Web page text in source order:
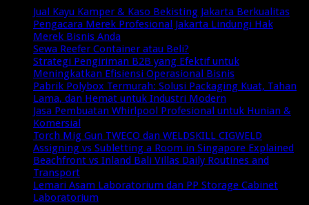
Jual Kayu Kamper & Kaso Bekisting Jakarta Berkualitas
Pengacara Merek Profesional Jakarta Lindungi Hak
Merek Bisnis Anda
Sewa Reefer Container atau Beli?
Strategi Pengiriman B2B yang Efektif untuk
Meningkatkan Efisiensi Operasional Bisnis
Pabrik Polybox Termurah: Solusi Packaging Kuat, Tahan
Lama, dan Hemat untuk Industri Modern
Jasa Pembuatan Whirlpool Profesional untuk Hunian &
Komersial
Torch Mig Gun TWECO dan WELDSKILL CIGWELD
Assigning vs Subletting a Room in Singapore Explained
Beachfront vs Inland Bali Villas Daily Routines and
Transport
Lemari Asam Laboratorium dan PP Storage Cabinet
Laboratorium